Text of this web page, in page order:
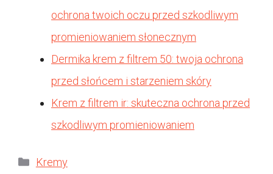
ochrona twoich oczu przed szkodliwym
promieniowaniem słonecznym
Dermika krem z filtrem 50: twoja ochrona
przed słońcem i starzeniem skóry
Krem z filtrem ir: skuteczna ochrona przed
szkodliwym promieniowaniem
Kategorie
Kremy